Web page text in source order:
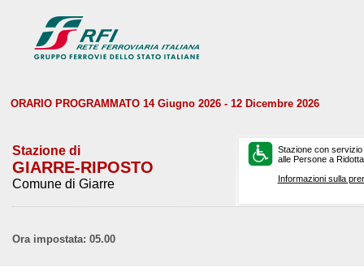
ORARIO PROGRAMMATO 14 Giugno 2026 - 12 Dicembre 2026
Stazione di
GIARRE-RIPOSTO
Comune di Giarre
Stazione con
alle Persone a
Informazioni sulla
Ora impostata: 05.00